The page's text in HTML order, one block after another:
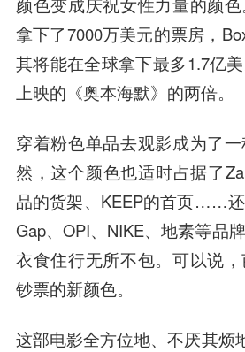
颜色变成庆祝女性力量的颜
拿下了7000万美元的票房，
其将能在全球拿下最多1.7亿
上映的《奥本海默》的两倍。
穿着粉色单品去观影成为了
然，这个颜色也适时占据了
品的货架、KEEP的首页……还
Gap、OPI、NIKE、地素等品
衣食住行无所不包。可以说
钞票的新颜色。
这部电影全方位地、不厌其烦